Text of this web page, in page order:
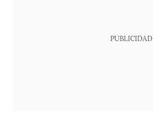
PUBLICIDAD